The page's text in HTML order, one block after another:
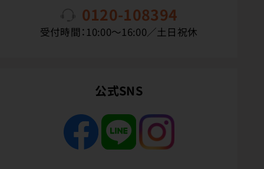
0120-108394
受付時間：10:00〜16:00／土日祝休
公式SNS